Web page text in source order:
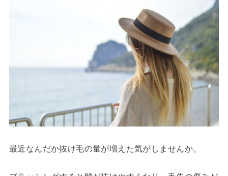
最近なんだか抜け毛の量が増えた気がしませんか。